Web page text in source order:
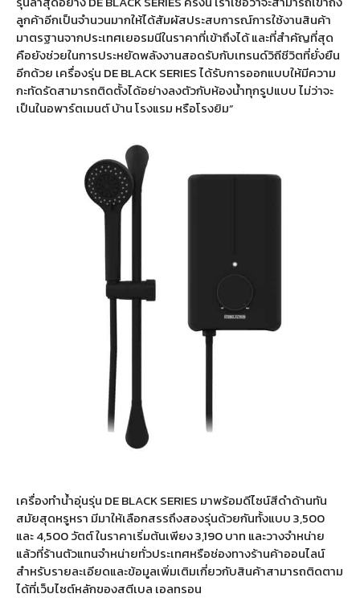
ลูกค้าอีกเป็นจำนวนมากให้ได้สัมผัสประสบการณ์การใช้งานสินค้า
มาตรฐานจากประเทศเยอรมนีในราคาที่เข้าถึงได้ และที่สำคัญที่สุด
คือยังช่วยในการประหยัดพลังงานสอดรับกับเทรนด์วิถีชีวิตที่ยั่งยืน
อีกด้วย เครื่องรุ่น DE BLACK SERIES ได้รับการออกแบบให้มีความ
กะทัดรัดสามารถติดตั้งได้อย่างลงตัวกับห้องน้ำทุกรูปแบบ ไม่ว่าจะ
เป็นในอพาร์ตเมนต์ บ้าน โรงแรม หรือโรงยิม”
เครื่องทำน้ำอุ่นรุ่น DE BLACK SERIES มาพร้อมดีไซน์สีดำด้านทัน
สมัยสุดหรูหรา มีมาให้เลือกสรรถึงสองรุ่นด้วยกันทั้งแบบ 3,500
และ 4,500 วัตต์ ในราคาเริ่มต้นเพียง 3,190 บาท และวางจำหน่าย
แล้วที่ร้านตัวแทนจำหน่ายทั่วประเทศหรือช่องทางร้านค้าออนไลน์
สำหรับรายละเอียดและข้อมูลเพิ่มเติมเกี่ยวกับสินค้าสามารถติดตาม
ได้ที่เว็บไซต์หลักของสตีเบล เอลทรอน